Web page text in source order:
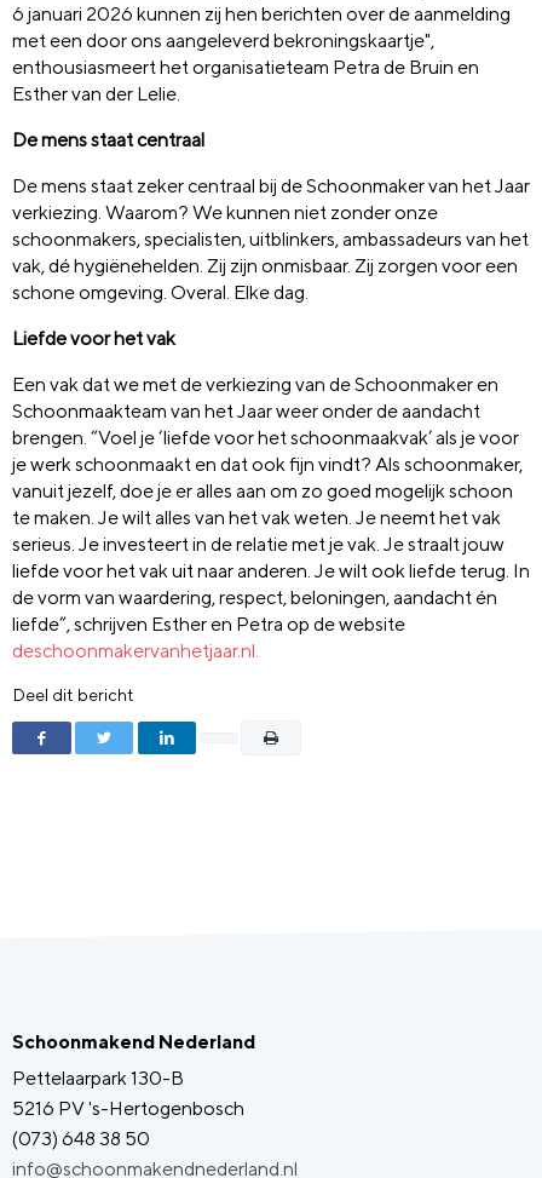
6 januari 2026 kunnen zij hen berichten over de aanmelding
met een door ons aangeleverd bekroningskaartje",
enthousiasmeert het organisatieteam Petra de Bruin en
Esther van der Lelie.
De mens staat centraal
De mens staat zeker centraal bij de Schoonmaker van het Jaar
verkiezing. Waarom? We kunnen niet zonder onze
schoonmakers, specialisten, uitblinkers, ambassadeurs van het
vak, dé hygiënehelden. Zij zijn onmisbaar. Zij zorgen voor een
schone omgeving. Overal. Elke dag.
Liefde voor het vak
Een vak dat we met de verkiezing van de Schoonmaker en
Schoonmaakteam van het Jaar weer onder de aandacht
brengen. “Voel je ‘liefde voor het schoonmaakvak’ als je voor
je werk schoonmaakt en dat ook fijn vindt? Als schoonmaker,
vanuit jezelf, doe je er alles aan om zo goed mogelijk schoon
te maken. Je wilt alles van het vak weten. Je neemt het vak
serieus. Je investeert in de relatie met je vak. Je straalt jouw
liefde voor het vak uit naar anderen. Je wilt ook liefde terug. In
de vorm van waardering, respect, beloningen, aandacht én
liefde”, schrijven Esther en Petra op de website
deschoonmakervanhetjaar.nl.
Deel dit bericht
Schoonmakend Nederland
Pettelaarpark 130-B
5216 PV 's-Hertogenbosch
(073) 648 38 50
info@schoonmakendnederland.nl